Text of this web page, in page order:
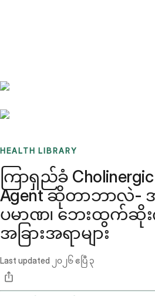
HEALTH LIBRARY
ကြာရှည်ခံ
Agent ဆိုတာဘာလဲ-
ပမာဏ၊ ဘေးထွက်ဆိုးက
အခြားအရာများ
Last updated ၂၀၂၆ ဧပြီ ၃